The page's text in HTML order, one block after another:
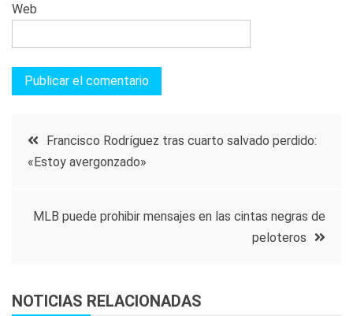
Web
Navegación
entradas
Francisco Rodríguez tras cuarto salvado perdido:
«Estoy avergonzado»
MLB puede prohibir mensajes en las cintas negras de
peloteros
NOTICIAS RELACIONADAS